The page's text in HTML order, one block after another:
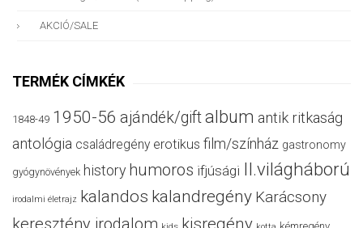
AKCIÓ/SALE
TERMÉK CÍMKÉK
1848-49 1950-56 ajándék/giftalbum antik ritkaság
antológia családregény erotikus film/színház gastronomy
gyógynövények history humoros ifjúsági II.világháború
irodalmi életrajz kalandos kalandregény Karácsony